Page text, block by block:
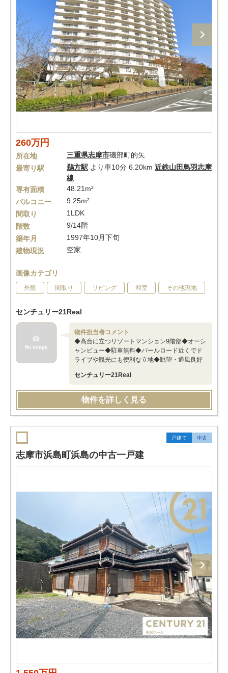
260万円
所在地 三重県志摩市磯部町的矢
最寄り駅
鵜方駅 より車10分 6.20km 近鉄山田鳥羽志摩
線
専有面積
48.21m²
バルコニー
9.25m²
間取り
1LDK
階数
9/14階
築年月
1997年10月下旬
建物現況
空家
画像カテゴリ
外観 間取り リビング 和室 その他現地
センチュリー21Real
物件担当者コメント
◆高台に立つリゾートマンション9階部◆オーシ
ャンビュー◆駐車無料◆パールロード近くでド
ライブや観光にも便利な立地◆眺望・通風良好
センチュリー21Real
物件を詳しく見る
戸建て 中古
志摩市浜島町浜島の中古一戸建